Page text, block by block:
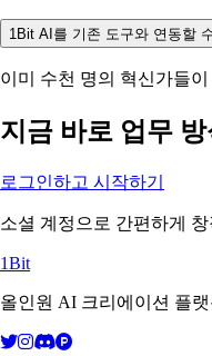
1Bit AI를 기존 도구와 연동할
이미 수천 명의 혁신가들
지금 바로 업무
로그인하고 시작하기
소셜 계정으로 간편하게
1Bit
올인원 AI 크리에이션 플랫